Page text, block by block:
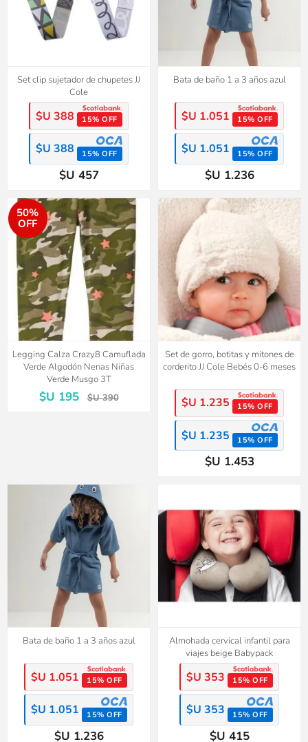
Set clip sujetador de chupetes JJ
Cole
$U 388 15% OFF
$U 388 15% OFF
$U 457
Bata de baño 1 a 3 años azul
$U 1.051 15% OFF
$U 1.051 15% OFF
$U 1.236
50%
OFF
Legging Calza Crazy8 Camuflada
Verde Algodón Nenas Niñas
Verde Musgo 3T
$U 195 $U 390
Set de gorro, botitas y mitones de
corderito JJ Cole Bebés 0-6 meses
$U 1.235 15% OFF
$U 1.235 15% OFF
$U 1.453
Bata de baño 1 a 3 años azul
$U 1.051 15% OFF
$U 1.051 15% OFF
$U 1.236
Almohada cervical infantil para
viajes beige Babypack
$U 353 15% OFF
$U 353 15% OFF
$U 415